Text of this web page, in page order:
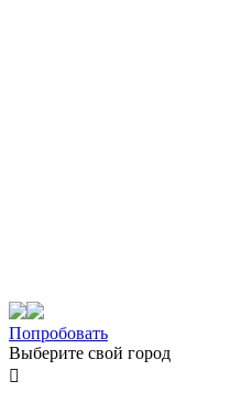
Попробовать
Выберите свой город
